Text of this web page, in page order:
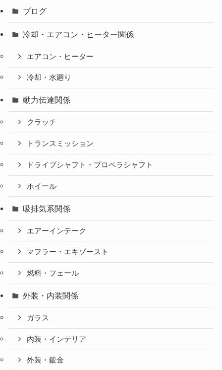
ブログ
冷却・エアコン・ヒーター関係
エアコン・ヒーター
冷却・水廻り
動力伝達関係
クラッチ
トランスミッション
ドライブシャフト・プロペラシャフト
ホイール
吸排気系関係
エアーインテーク
マフラー・エキゾースト
燃料・フェール
外装・内装関係
ガラス
内装・インテリア
外装・鈑金